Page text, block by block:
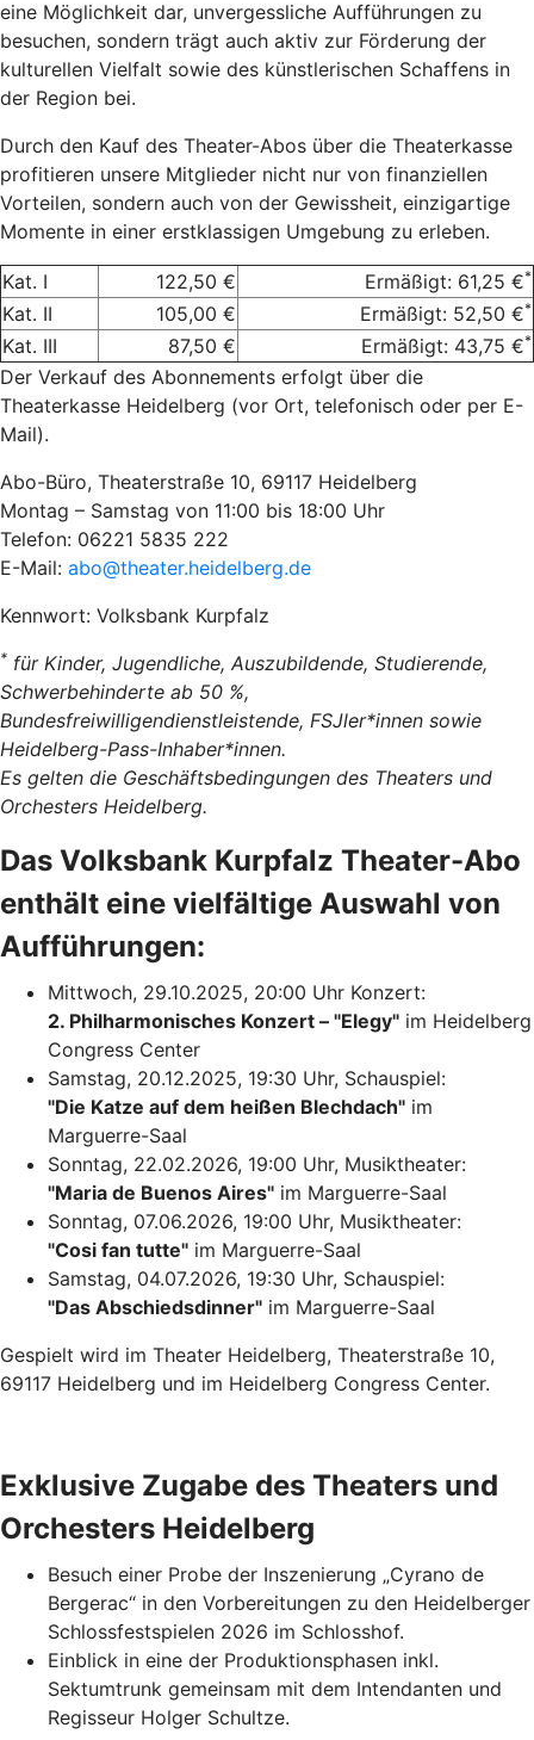
eine Möglichkeit dar, unvergessliche Aufführungen zu
besuchen, sondern trägt auch aktiv zur Förderung der
kulturellen Vielfalt sowie des künstlerischen Schaffens in
der Region bei.
Durch den Kauf des Theater-Abos über die Theaterkasse
profitieren unsere Mitglieder nicht nur von finanziellen
Vorteilen, sondern auch von der Gewissheit, einzigartige
Momente in einer erstklassigen Umgebung zu erleben.
Kat. I 122,50 € Ermäßigt: 61,25 €*
Kat. II 105,00 € Ermäßigt: 52,50 €*
Kat. III 87,50 € Ermäßigt: 43,75 €*
Der Verkauf des Abonnements erfolgt über die
Theaterkasse Heidelberg (vor Ort, telefonisch oder per E-
Mail).
Abo-Büro, Theaterstraße 10, 69117 Heidelberg
Montag – Samstag von 11:00 bis 18:00 Uhr
Telefon: 06221 5835 222
E-Mail: abo@theater.heidelberg.de
Kennwort: Volksbank Kurpfalz
* für Kinder, Jugendliche, Auszubildende, Studierende,
Schwerbehinderte ab 50 %,
Bundesfreiwilligendienstleistende, FSJler*innen sowie
Heidelberg-Pass-Inhaber*innen.
Es gelten die Geschäftsbedingungen des Theaters und
Orchesters Heidelberg.
Das Volksbank Kurpfalz Theater-Abo
enthält eine vielfältige Auswahl von
Aufführungen:
Mittwoch, 29.10.2025, 20:00 Uhr Konzert:
2. Philharmonisches Konzert – "Elegy" im Heidelberg
Congress Center
Samstag, 20.12.2025, 19:30 Uhr, Schauspiel:
"Die Katze auf dem heißen Blechdach" im
Marguerre-Saal
Sonntag, 22.02.2026, 19:00 Uhr, Musiktheater:
"Maria de Buenos Aires" im Marguerre-Saal
Sonntag, 07.06.2026, 19:00 Uhr, Musiktheater:
"Cosi fan tutte" im Marguerre-Saal
Samstag, 04.07.2026, 19:30 Uhr, Schauspiel:
"Das Abschiedsdinner" im Marguerre-Saal
Gespielt wird im Theater Heidelberg, Theaterstraße 10,
69117 Heidelberg und im Heidelberg Congress Center.
Exklusive Zugabe des Theaters und
Orchesters Heidelberg
Besuch einer Probe der Inszenierung „Cyrano de
Bergerac“ in den Vorbereitungen zu den Heidelberger
Schlossfestspielen 2026 im Schlosshof.
Einblick in eine der Produktionsphasen inkl.
Sektumtrunk gemeinsam mit dem Intendanten und
Regisseur Holger Schultze.